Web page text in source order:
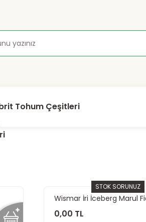
Tohum Çeşitleri
STOK SORUNUZ
Wismar İri İceberg Marul
0,00 TL